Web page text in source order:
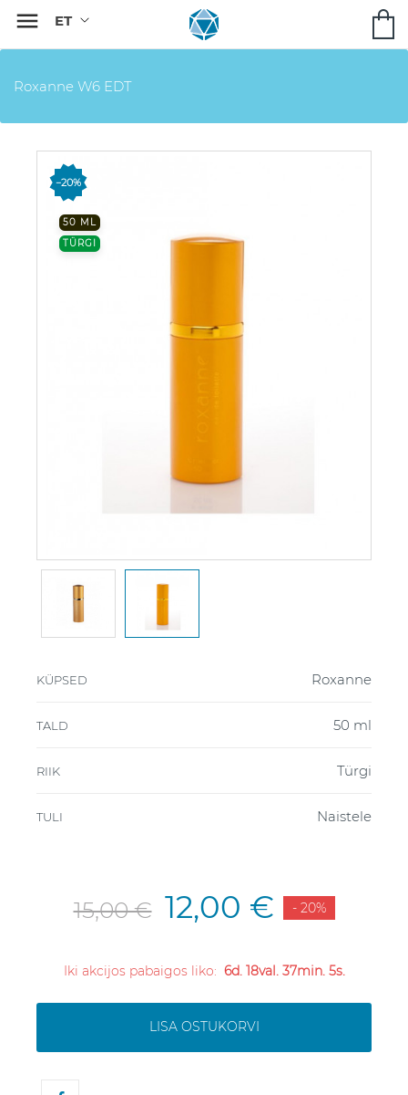

Roxanne W6 EDT
−20%
50 ML
TÜRGI
KÜPSED Roxanne
TALD 50 ml
RIIK Türgi
TULI Naistele
15,00 € 12,00 € - 20%
Iki akcijos pabaigos liko: 6d. 18val. 37min. 5s.
LISA OSTUKORVI